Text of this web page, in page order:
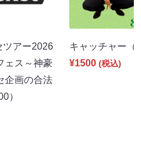
ツアー2026
ェス～神豪
企画の合法
）
キャッチャー
¥1500 (税込)